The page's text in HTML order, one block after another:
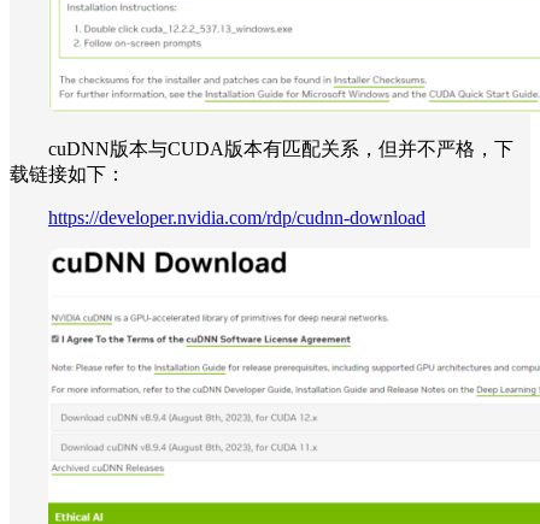
cuDNN版本与CUDA版本有匹配关系，但并不严格，下
载链接如下：
https://developer.nvidia.com/rdp/cudnn-download